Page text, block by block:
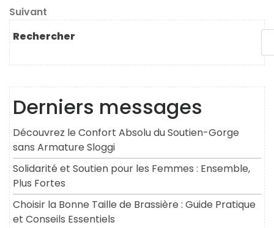
de
l’article
Article
suivant
Suivant
Rechercher
Derniers messages
Découvrez le Confort Absolu du Soutien-Gorge
sans Armature Sloggi
Solidarité et Soutien pour les Femmes : Ensemble,
Plus Fortes
Choisir la Bonne Taille de Brassière : Guide Pratique
et Conseils Essentiels